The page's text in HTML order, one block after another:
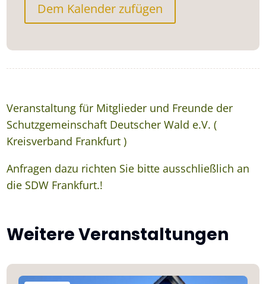
Dem Kalender zufügen
Veranstaltung für Mitglieder und Freunde der
Schutzgemeinschaft Deutscher Wald e.V. (
Kreisverband Frankfurt )
Anfragen dazu richten Sie bitte ausschließlich an
die SDW Frankfurt.!
Weitere Veranstaltungen